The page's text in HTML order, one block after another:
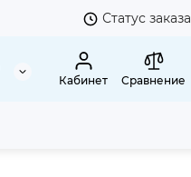
Статус заказа
Кабинет Сравнение